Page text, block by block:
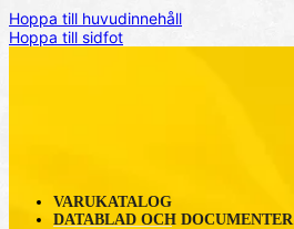
Hoppa till huvudinnehåll
Hoppa till sidfot
VARUKATALOG
DATABLAD OCH DOCUMENTER